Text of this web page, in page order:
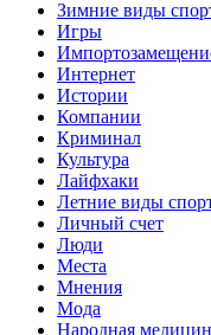
Зимние виды
Игры
Интернет
Истории
Компании
Криминал
Культура
Лайфхаки
Летние виды
Личный счет
Люди
Места
Мнения
Мода
Народная